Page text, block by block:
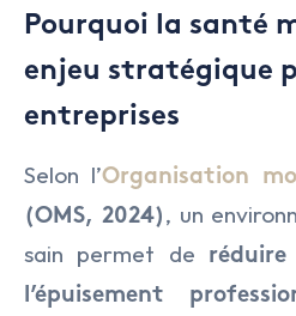
Pourquoi la santé
enjeu stratégique
entreprises
Selon l’Organisation
(OMS, 2024) , un
sain permet de
l’épuisement